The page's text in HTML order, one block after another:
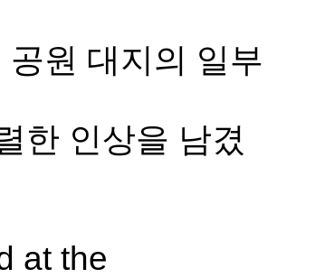
원 대지의 일부
한 인상을 남겼
at the